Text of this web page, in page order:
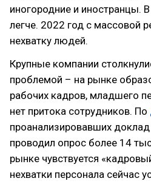
иногородние и иностранцы.
легче. 2022 год с массовой
нехватку людей.
Крупные компании
проблемой – на рынке
рабочих кадров, младшего
нет притока сотрудников. По
проанализировавших
проводил опрос более 14
рынке чувствуется
нехватки персонала сейчас